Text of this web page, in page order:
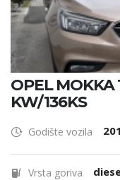
OPEL MOKKA
KW/136KS
Godište vozila
Vrsta goriva